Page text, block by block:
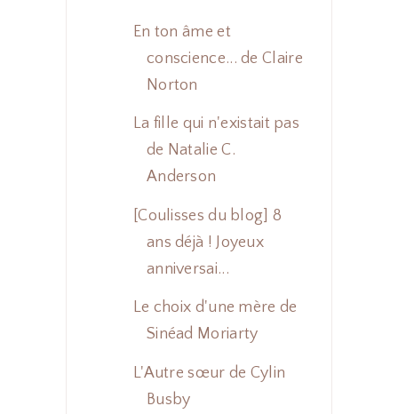
En ton âme et
conscience... de Claire
Norton
La fille qui n'existait pas
de Natalie C.
Anderson
[Coulisses du blog] 8
ans déjà ! Joyeux
anniversai...
Le choix d'une mère de
Sinéad Moriarty
L'Autre sœur de Cylin
Busby